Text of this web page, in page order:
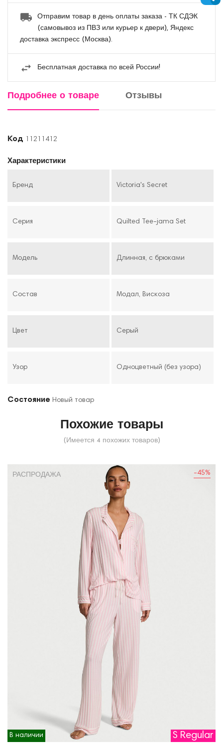
Отправим товар в день оплаты заказа - ТК СДЭК
(самовывоз из ПВЗ или курьер к двери), Яндекс
доставка экспресс (Москва).
Бесплатная доставка по всей России!
Подробнее о товаре Отзывы
Код 11211412
Характеристики
Бренд Victoria's Secret
Серия Quilted Tee-jama Set
Модель Длинная, с брюками
Состав Модал, Вискоза
Цвет Серый
Узор Одноцветный (без узора)
Состояние Новый товар
Похожие товары
(Имеется 4 похожих товаров)
-45%
РАСПРОДАЖА
В наличии S Regular